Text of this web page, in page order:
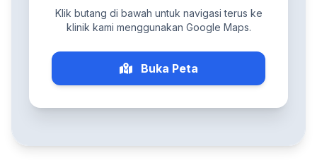
Klik butang di bawah untuk navigasi terus ke
klinik kami menggunakan Google Maps.
Buka Peta